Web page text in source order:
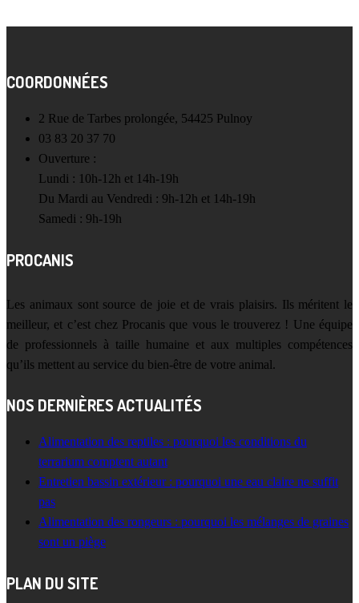
COORDONNÉES
2 Rue de Tarbes prolongée, 54425 Pulnoy
03 83 20 37 70
Ouverture :
Lundi : 10h-12h et 14h-19h
Du Mardi au Vendredi : 9h-12h et 14h-19h
Samedi : 9h-19h
PROCANIS
Les animaux sont source de joie et de vrais plaisirs. Ils méritent le
meilleur, et c’est chez Procanis que vous le trouverez ! Une équipe
de professionnels à taille humaine et aux multiples compétences
qu’ils mettent au service du bien-être de votre animal.
NOS DERNIÈRES ACTUALITÉS
Alimentation des reptiles : pourquoi les conditions du
terrarium comptent autant
Entretien bassin extérieur : pourquoi une eau claire ne suffit
pas
Alimentation des rongeurs : pourquoi les mélanges de graines
sont un piège
PLAN DU SITE